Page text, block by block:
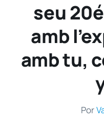
seu
amb
amb tu,
Por